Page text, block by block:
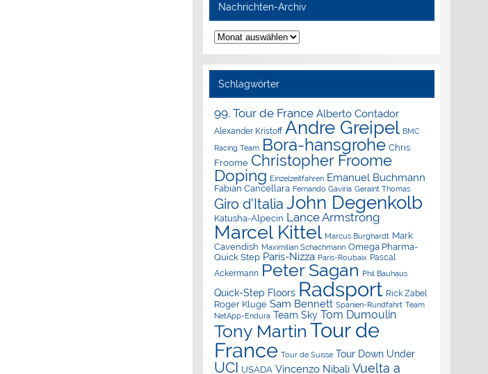
Nachrichten-Archiv
Nachrichten-
Archiv
Schlagwörter
99. Tour de France Alberto Contador
Alexander Kristoff Andre Greipel BMC
Racing Team Bora-hansgrohe Chris
Froome Christopher Froome
Doping Einzelzeitfahren Emanuel Buchmann
Fabian Cancellara Fernando Gaviria Geraint Thomas
Giro d'Italia John Degenkolb
Katusha-Alpecin Lance Armstrong
Marcel Kittel Marcus Burghardt Mark
Cavendish Maximilian Schachmann Omega Pharma-
Quick Step Paris-Nizza Paris-Roubaix Pascal
Ackermann Peter Sagan Phil Bauhaus
Quick-Step Floors Radsport Rick Zabel
Roger Kluge Sam Bennett Spanien-Rundfahrt Team
NetApp-Endura Team Sky Tom Dumoulin
Tony Martin Tour de
France Tour de Suisse Tour Down Under
UCI USADA Vincenzo Nibali Vuelta a